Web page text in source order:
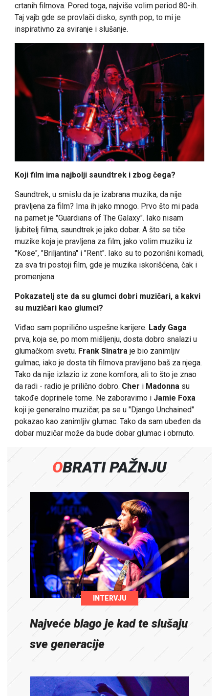
crtanih filmova. Pored toga, najviše volim period 80-ih.
Taj vajb gde se provlači disko, synth pop, to mi je
inspirativno za sviranje i slušanje.
Koji film ima najbolji saundtrek i zbog čega?
Saundtrek, u smislu da je izabrana muzika, da nije
pravljena za film? Ima ih jako mnogo. Prvo što mi pada
na pamet je "Guardians of The Galaxy". Iako nisam
ljubitelj filma, saundtrek je jako dobar. A što se tiče
muzike koja je pravljena za film, jako volim muziku iz
"Kose", "Briljantina" i "Rent". Iako su to pozorišni komadi,
za sva tri postoji film, gde je muzika iskorišćena, čak i
promenjena.
Pokazatelj ste da su glumci dobri muzičari, a kakvi
su muzičari kao glumci?
Viđao sam poprilično uspešne karijere. Lady Gaga
prva, koja se, po mom mišljenju, dosta dobro snalazi u
glumačkom svetu. Frank Sinatra je bio zanimljiv
gulmac, iako je dosta tih filmova pravljeno baš za njega.
Tako da nije izlazio iz zone komfora, ali to što je znao
da radi - radio je prilično dobro. Cher i Madonna su
takođe doprinele tome. Ne zaboravimo i Jamie Foxa
koji je generalno muzičar, pa se u "Django Unchained"
pokazao kao zanimljiv glumac. Tako da sam ubeđen da
dobar muzičar može da bude dobar glumac i obrnuto.
OBRATI PAŽNJU
INTERVJU
Najveće blago je kad te slušaju
sve generacije